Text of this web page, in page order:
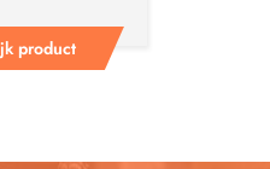
product